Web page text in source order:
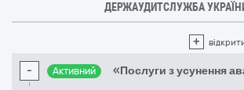
ДЕРЖАУДИТСЛУЖБА
+
- Активний «Послуги з усунення